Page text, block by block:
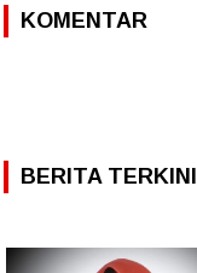
KOMENTAR
BERITA TERKINI